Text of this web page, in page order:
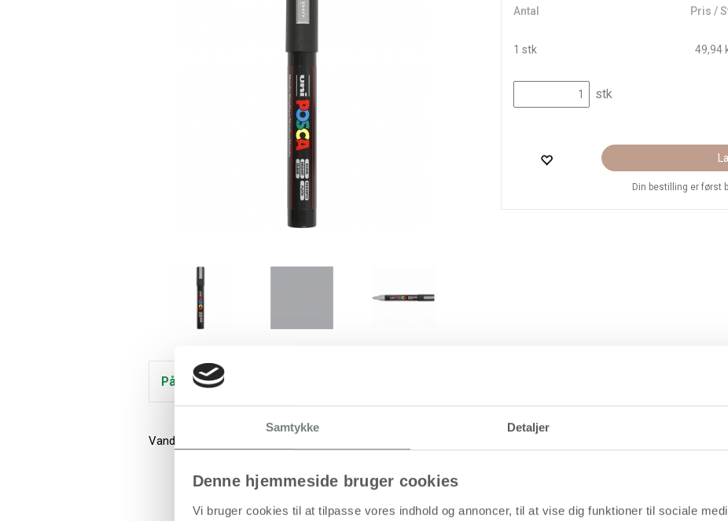
Samtykke Detaljer
Denne hjemmeside bruger cookies
Vi bruger cookies til at tilpasse vores indhold og annoncer, til at vise dig funktioner til sociale
Antal Pris /
1 stk 49,94
stk
Din bestilling er først
På lager
Vandbaseret, heldækkende tusch i god kvalitet med pumpespids. Velegnet til alverdens overflader. Tørrer mat og